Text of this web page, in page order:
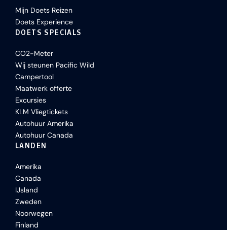
Mijn Doets Reizen
Doets Experience
DOETS SPECIALS
CO2-Meter
Wij steunen Pacific Wild
Campertool
Maatwerk offerte
Excursies
KLM Vliegtickets
Autohuur Amerika
Autohuur Canada
LANDEN
Amerika
Canada
IJsland
Zweden
Noorwegen
Finland